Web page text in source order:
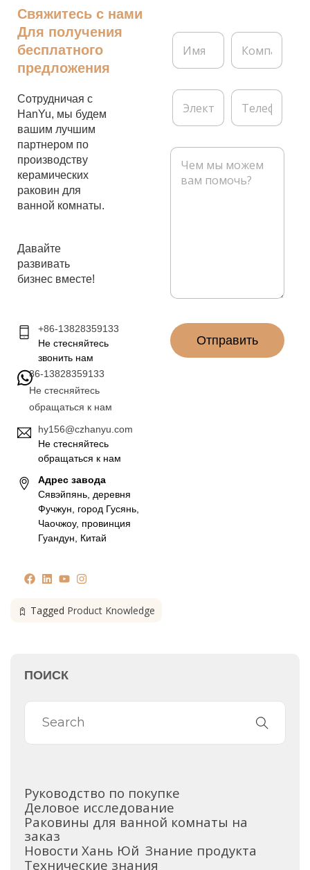
Свяжитесь с нами
Для получения
бесплатного
предложения
Сотрудничая с
HanYu, мы будем
вашим лучшим
партнером по
производству
керамических
раковин для
ванной комнаты.
Давайте
развивать
бизнес вместе!
+86-13828359133
Не стесняйтесь
звонить нам
86-13828359133
Не стесняйтесь
обращаться к нам
hy156@czhanyu.com
Не стесняйтесь
обращаться к нам
Адрес завода
Сявэйпянь, деревня
Фучжун, город Гусянь,
Чаочжоу, провинция
Гуандун, Китай
И
я
К
м
а
я
Э
е
т
а
Т
л
ф
о
н
С
Отправить
Tagged Product Knowledge
ПОИСК
Руководство по покупке
Деловое исследование
Раковины для ванной комнаты на
заказ
Новости Хань Юй Знание продукта
Технические знания